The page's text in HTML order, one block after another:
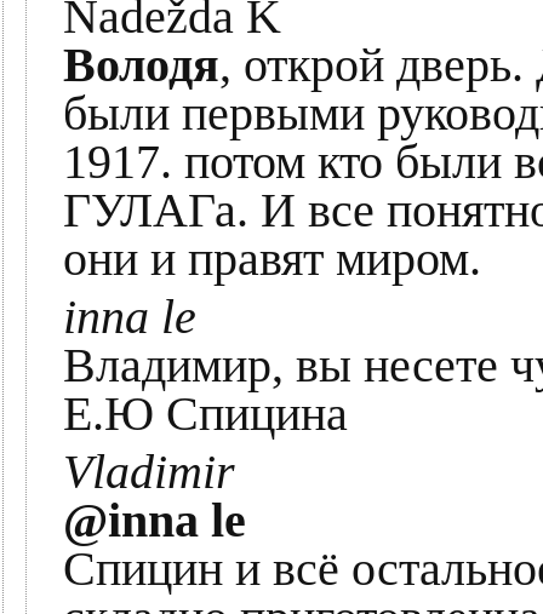
Nadežda K
Володя, открой
были первыми
1917. потом кто были
ГУЛАГа. И все
они и правят миром.
inna le
Владимир, вы несете
Е.Ю Спицина
Vladimir
@inna le
Спицин и всё